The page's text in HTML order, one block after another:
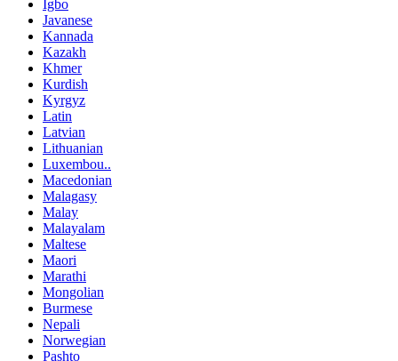
Igbo
Javanese
Kannada
Kazakh
Khmer
Kurdish
Kyrgyz
Latin
Latvian
Lithuanian
Luxembou..
Macedonian
Malagasy
Malay
Malayalam
Maltese
Maori
Marathi
Mongolian
Burmese
Nepali
Norwegian
Pashto